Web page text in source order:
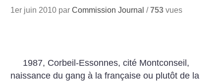
1er juin 2010 parCommission Journal /753 vues
1987, Corbeil-Essonnes, cité Montconseil,
naissance du gang à la française ou plutôt de la